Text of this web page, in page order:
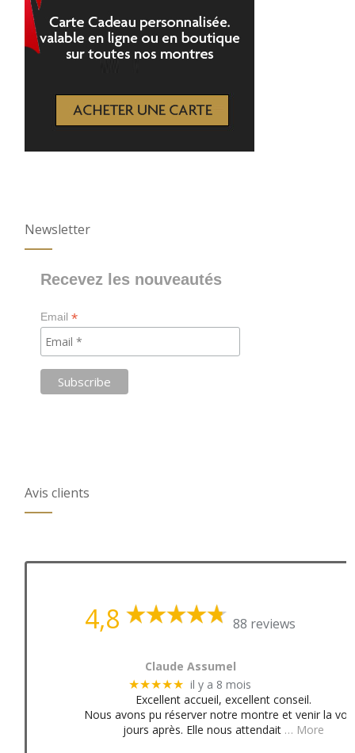
Newsletter
Recevez les nouveautés
Email*
Avis clients
4,8 88 reviews
Claude Assumel
★★★★★ il y a 8 mois
Excellent accueil, excellent conseil.
Nous avons pu réserver notre montre et venir la
jours après. Elle nous attendait … More